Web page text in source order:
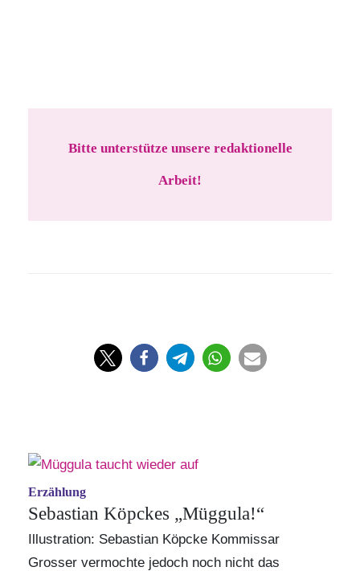
Bitte unterstütze unsere redaktionelle
Arbeit!
Erzählung
Sebastian Köpckes „Müggula!“
Illustration: Sebastian Köpcke Kommissar
Grosser vermochte jedoch noch nicht das